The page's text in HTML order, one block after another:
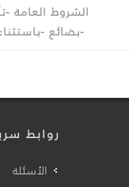
الشروط العامة -
-بضائع -
روابط
الأسئلة